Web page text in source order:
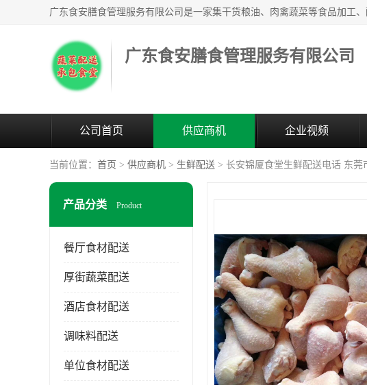
广东食安膳食管理服务有限公司
公司首页 供应商机 企业视频
当前位置： 首页 > 供应商机 > 生鲜配送 > 长安锦厦食堂生鲜配送电话 东莞
产品分类 Product
餐厅食材配送
厚街蔬菜配送
酒店食材配送
调味料配送
单位食材配送